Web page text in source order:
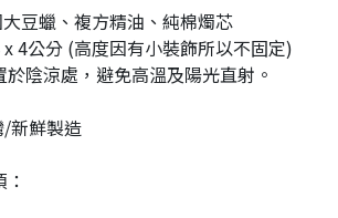
豆蠟、複方精油、純棉燭芯
4公分 (高度因有小裝飾所以不固定)
陰涼處，避免高溫及陽光直射。
新鮮製造